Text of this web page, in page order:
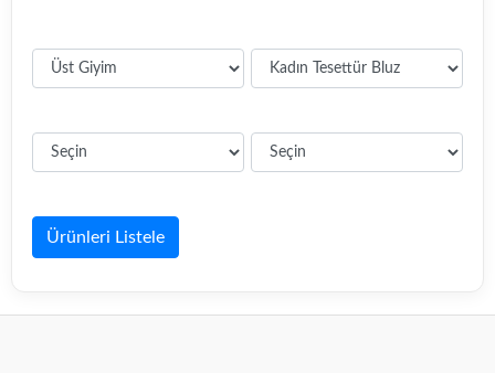
Ürünleri Listele